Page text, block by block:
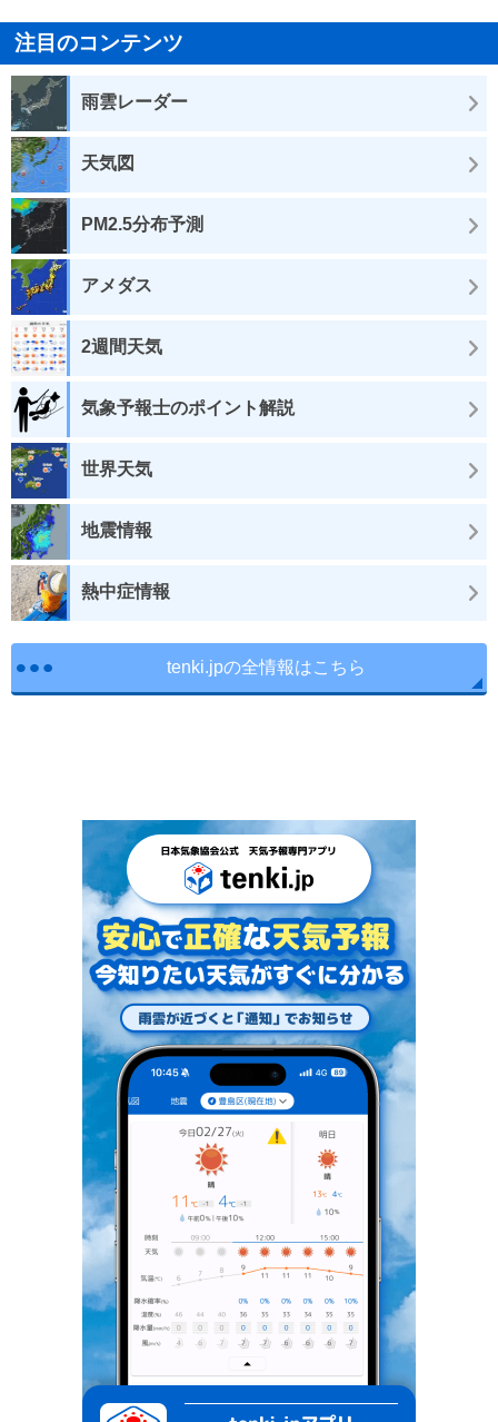
注目のコンテンツ
雨雲レーダー
天気図
PM2.5分布予測
アメダス
2週間天気
気象予報士のポイント解説
世界天気
地震情報
熱中症情報
tenki.jpの全情報はこちら